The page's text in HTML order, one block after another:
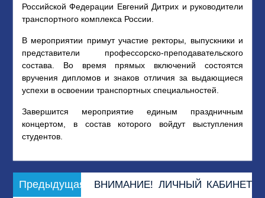
Российской Федерации Евгений Дитрих и руководители
транспортного комплекса России.
В мероприятии примут участие ректоры, выпускники и
представители профессорско-преподавательского
состава. Во время прямых включений состоятся
вручения дипломов и знаков отличия за выдающиеся
успехи в освоении транспортных специальностей.
Завершится мероприятие единым праздничным
концертом, в состав которого войдут выступления
студентов.
Навигация
по
Предыдущая
запись:
ВНИМАНИЕ! ЛИЧНЫЙ КАБИНЕТ